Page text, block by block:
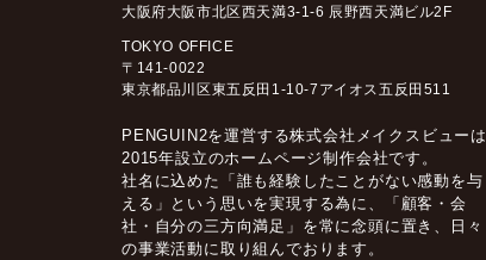
大阪府大阪市北区西天満3-1-6 辰野西天満ビル2F
TOKYO OFFICE
〒141-0022
東京都品川区東五反田1-10-7アイオス五反田511
PENGUIN2を運営する株式会社メイクスビューは
2015年設立のホームページ制作会社です。
社名に込めた「誰も経験したことがない感動を与
える」という思いを実現する為に、「顧客・会
社・自分の三方向満足」を常に念頭に置き、日々
の事業活動に取り組んでおります。